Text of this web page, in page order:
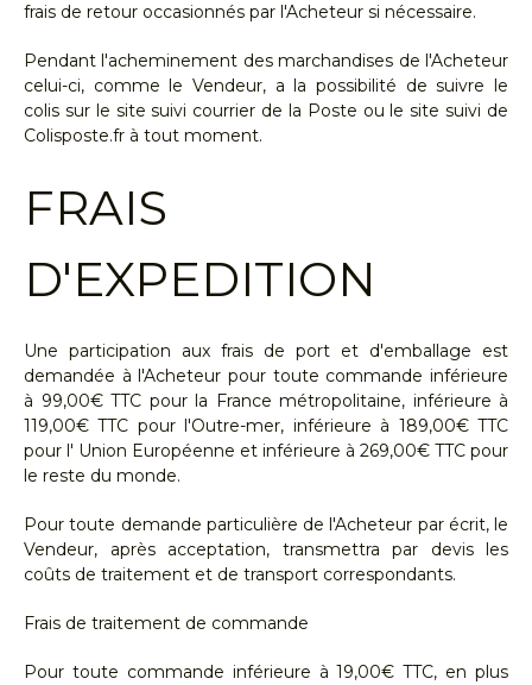
frais de retour occasionnés par l'Acheteur si nécessaire.
Pendant l'acheminement des marchandises de l'Acheteur
celui-ci, comme le Vendeur, a la possibilité de suivre le
colis sur le site suivi courrier de la Poste ou le site suivi de
Colisposte.fr à tout moment.
FRAIS
D'EXPEDITION
Une participation aux frais de port et d'emballage est
demandée à l'Acheteur pour toute commande inférieure
à 99,00€ TTC pour la France métropolitaine, inférieure à
119,00€ TTC pour l'Outre-mer, inférieure à 189,00€ TTC
pour l' Union Européenne et inférieure à 269,00€ TTC pour
le reste du monde.
Pour toute demande particulière de l'Acheteur par écrit, le
Vendeur, après acceptation, transmettra par devis les
coûts de traitement et de transport correspondants.
Frais de traitement de commande
Pour toute commande inférieure à 19,00€ TTC, en plus